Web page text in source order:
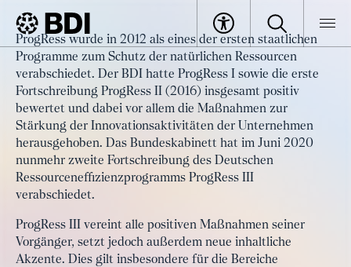
BDI Artikel
Artikel
Deutsches
Ressourceneffizienzprogramm
setzt neue Akzente
ProgRess wurde in 2012 als eines der ersten staatlichen
Programme zum Schutz der natürlichen Ressourcen
verabschiedet. Der BDI hatte ProgRess I sowie die erste
Fortschreibung ProgRess II (2016) insgesamt positiv
bewertet und dabei vor allem die Maßnahmen zur
Stärkung der Innovationsaktivitäten der Unternehmen
herausgehoben. Das Bundeskabinett hat im Juni 2020
nunmehr zweite Fortschreibung des Deutschen
Ressourceneffizienzprogramms ProgRess III
verabschiedet.
ProgRess III vereint alle positiven Maßnahmen seiner
Vorgänger, setzt jedoch außerdem neue inhaltliche
Akzente. Dies gilt insbesondere für die Bereiche